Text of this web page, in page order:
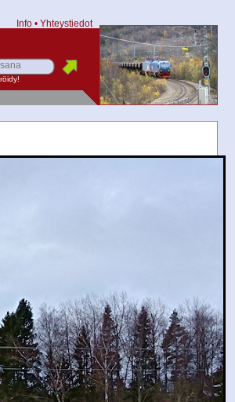
Info • Yhteystiedot